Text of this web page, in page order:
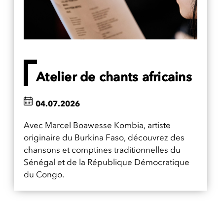
Atelier de chants africains
Avec Marcel Boawesse Kombia, artiste
originaire du Burkina Faso, découvrez des
chansons et comptines traditionnelles du
Sénégal et de la République Démocratique
du Congo.
04.07.2026